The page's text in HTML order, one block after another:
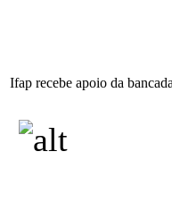
Ifap recebe apoio da